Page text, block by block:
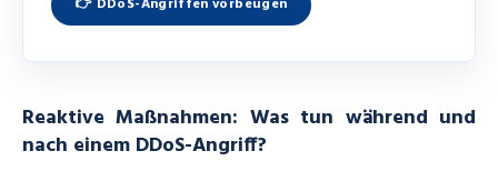
Diese Einordnung hilft dabei, Schutzmaßnahmen
kritischen Dienste kennen, desto gezielter lässt sich
Reaktive Maßnahmen: Was tun während und
nach einem DDoS-Angriff?